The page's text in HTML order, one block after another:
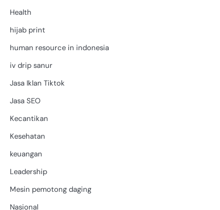
Health
hijab print
human resource in indonesia
iv drip sanur
Jasa Iklan Tiktok
Jasa SEO
Kecantikan
Kesehatan
keuangan
Leadership
Mesin pemotong daging
Nasional